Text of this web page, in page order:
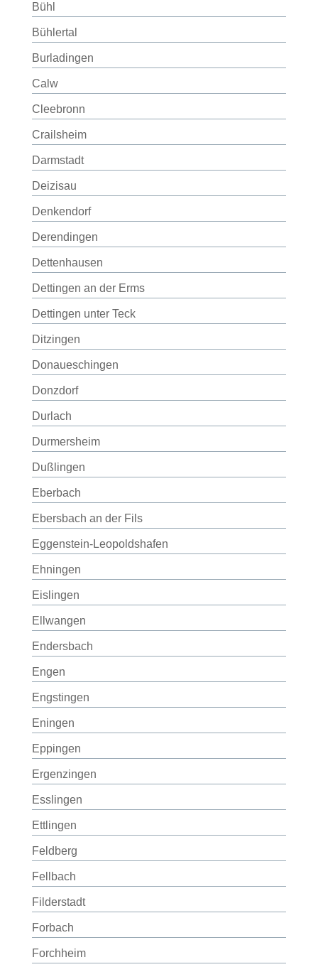
Bühl
Bühlertal
Burladingen
Calw
Cleebronn
Crailsheim
Darmstadt
Deizisau
Denkendorf
Derendingen
Dettenhausen
Dettingen an der Erms
Dettingen unter Teck
Ditzingen
Donaueschingen
Donzdorf
Durlach
Durmersheim
Dußlingen
Eberbach
Ebersbach an der Fils
Eggenstein-Leopoldshafen
Ehningen
Eislingen
Ellwangen
Endersbach
Engen
Engstingen
Eningen
Eppingen
Ergenzingen
Esslingen
Ettlingen
Feldberg
Fellbach
Filderstadt
Forbach
Forchheim